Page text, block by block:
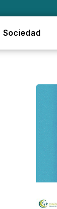
Sociedad